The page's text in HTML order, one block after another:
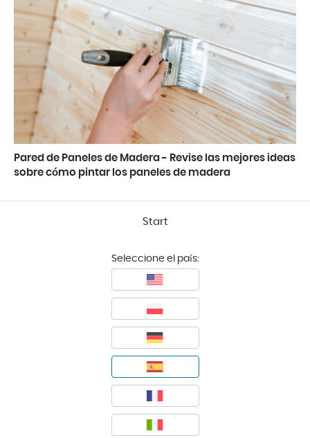
Pared de Paneles de Madera - Revise las mejores ideas
sobre cómo pintar los paneles de madera
Start
Seleccione el país: